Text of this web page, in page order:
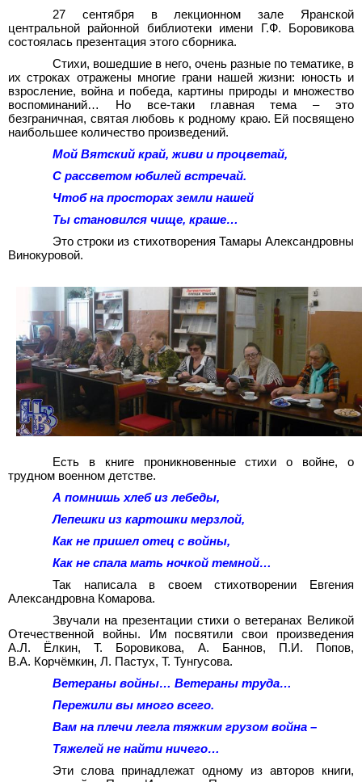
27 сентября в лекционном зале Яранской
центральной районной библиотеки имени Г.Ф. Боровикова
состоялась презентация этого сборника.
Стихи, вошедшие в него, очень разные по тематике, в
их строках отражены многие грани нашей жизни: юность и
взросление, война и победа, картины природы и множество
воспоминаний… Но все-таки главная тема – это
безграничная, святая любовь к родному краю. Ей посвящено
наибольшее количество произведений.
Мой Вятский край, живи и процветай,
С рассветом юбилей встречай.
Чтоб на просторах земли нашей
Ты становился чище, краше…
Это строки из стихотворения Тамары Александровны
Винокуровой.
Есть в книге проникновенные стихи о войне, о
трудном военном детстве.
А помнишь хлеб из лебеды,
Лепешки из картошки мерзлой,
Как не пришел отец с войны,
Как не спала мать ночкой темной…
Так написала в своем стихотворении Евгения
Александровна Комарова.
Звучали на презентации стихи о ветеранах Великой
Отечественной войны. Им посвятили свои произведения
А.Л. Ёлкин, Т. Боровикова, А. Баннов, П.И. Попов,
В.А. Корчёмкин, Л. Пастух, Т. Тунгусова.
Ветераны войны… Ветераны труда…
Пережили вы много всего.
Вам на плечи легла тяжким грузом война –
Тяжелей не найти ничего…
Эти слова принадлежат одному из авторов книги,